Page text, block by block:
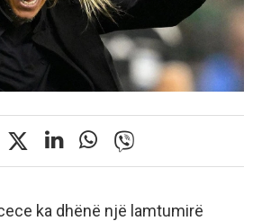
ka dhënë një lamtumirë